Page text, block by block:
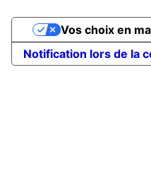
Notification lors de la
Vos choix en